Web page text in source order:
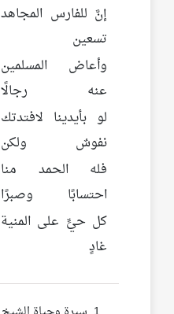
إنَّ للفارس المجاهد
تسعين
وأعاض المسلمين
عنه رجالًا
لو بأيدينا لافتدتك
نفوسٌ ولكن
فله الحمد منا
احتسابًا وصبرًا
كل حيٍّ على المنية
غادٍ